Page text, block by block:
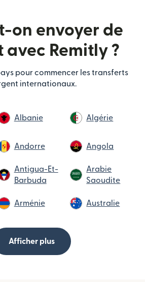
on envoyer de
avec Remitly ?
pour commencer les transferts
internationaux.
Albanie Algérie
Andorre Angola
Antigua-Et-
Barbuda
Arabie
Saoudite
Arménie Australie
Afficher plus